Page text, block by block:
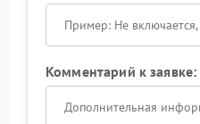
Комментарий к заявке: